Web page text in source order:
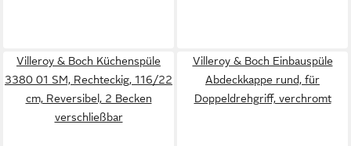
Villeroy & Boch Küchenspüle
3380 01 SM, Rechteckig, 116/22
cm, Reversibel, 2 Becken
verschließbar
Villeroy & Boch Einbauspüle
Abdeckkappe rund, für
Doppeldrehgriff, verchromt